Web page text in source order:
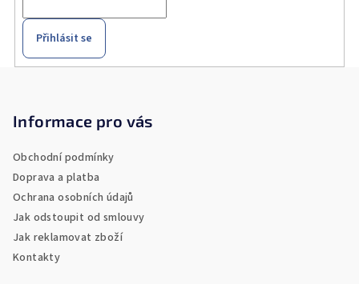
Přihlásit se
Informace pro vás
Obchodní podmínky
Doprava a platba
Ochrana osobních údajů
Jak odstoupit od smlouvy
Jak reklamovat zboží
Kontakty